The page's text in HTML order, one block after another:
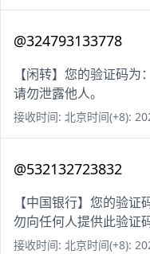
@324793133778
【闲转】您的验证码为
请勿泄露他人。
接收时间: 北京时间(+8):
@532132723832
【中国银行】您的验
勿向任何人提供此验证码
接收时间: 北京时间(+8):